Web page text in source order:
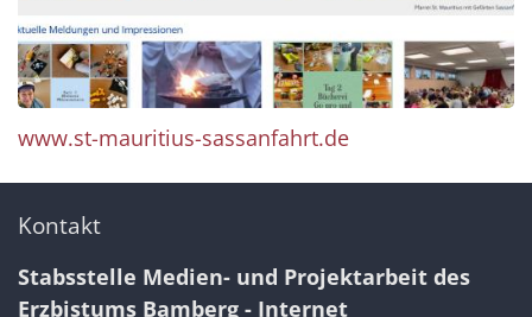
www.st-mauritius-sassanfahrt.de
Kontakt
Stabsstelle Medien- und Projektarbeit des
Erzbistums Bamberg - Internet